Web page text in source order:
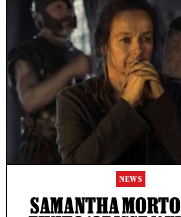
NEWS
SAMANTHA